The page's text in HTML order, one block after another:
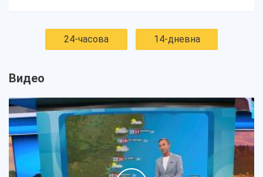
24-часова 14-дневна
Видео